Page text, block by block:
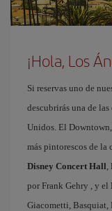
¡Hola, Los
Si reservas uno de
descubrirás una de
Unidos. El
más pintorescos de la
Disney Concert Hall,
por Frank Gehry , y el
Giacometti, Basquiat,